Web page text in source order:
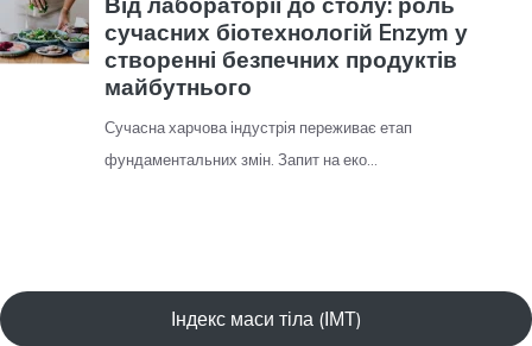
Індекс маси тіла (ІМТ)